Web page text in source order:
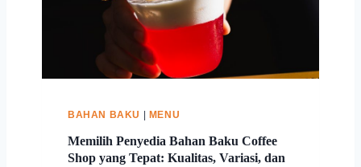
BAHAN BAKU MENU
Memilih Penyedia Bahan Baku Coffee
Shop yang Tepat: Kualitas, Variasi, dan